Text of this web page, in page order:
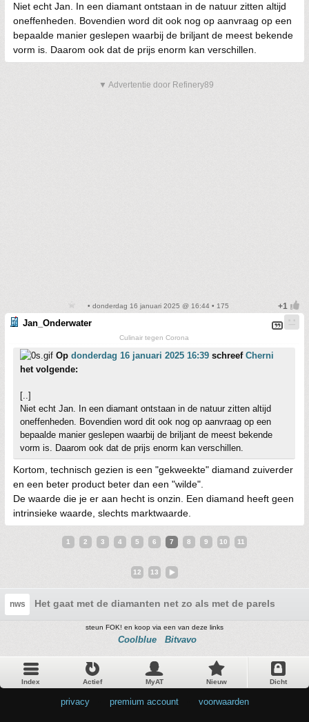
Niet echt Jan. In een diamant ontstaan in de natuur zitten altijd
oneffenheden. Bovendien word dit ook nog op aanvraag op een
bepaalde manier geslepen waarbij de briljant de meest bekende
vorm is. Daarom ook dat de prijs enorm kan verschillen.
▼ Advertentie door Refinery89
• donderdag 16 januari 2025 @ 16:44 • 175
Jan_Onderwater
Culinair tegen Corona
Op donderdag 16 januari 2025 16:39 schreef Cherni
het volgende:
[..]
Niet echt Jan. In een diamant ontstaan in de natuur zitten altijd
oneffenheden. Bovendien word dit ook nog op aanvraag op een
bepaalde manier geslepen waarbij de briljant de meest bekende
vorm is. Daarom ook dat de prijs enorm kan verschillen.
Kortom, technisch gezien is een "gekweekte" diamand zuiverder
en een beter product beter dan een "wilde".
De waarde die je er aan hecht is onzin. Een diamand heeft geen
intrinsieke waarde, slechts marktwaarde.
1 2 3 4 5 6 7 8 9 10 11
12 13
nws Het gaat met de diamanten net zo als met de parels, niets
steun FOK! en koop via een van deze links
Coolblue Bitvavo
Index Actief MyAT Nieuw Dicht
privacy premium account voorwaarden